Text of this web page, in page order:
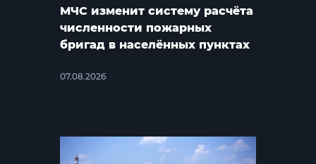
МЧС изменит систему расчёта
численности пожарных
бригад в населённых пунктах
07.08.2026